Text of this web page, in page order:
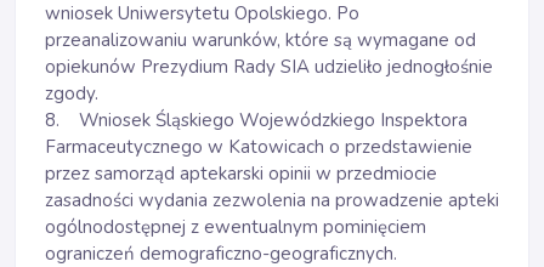
wniosek Uniwersytetu Opolskiego. Po
przeanalizowaniu warunków, które są wymagane od
opiekunów Prezydium Rady SIA udzieliło jednogłośnie
zgody.
8. Wniosek Śląskiego Wojewódzkiego Inspektora
Farmaceutycznego w Katowicach o przedstawienie
przez samorząd aptekarski opinii w przedmiocie
zasadności wydania zezwolenia na prowadzenie apteki
ogólnodostępnej z ewentualnym pominięciem
ograniczeń demograficzno-geograficznych.